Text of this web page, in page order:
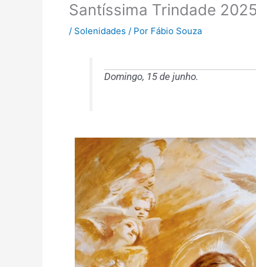
Santíssima Trindade
/ Solenidades / Por Fábio Souza
Domingo, 15 de junho.